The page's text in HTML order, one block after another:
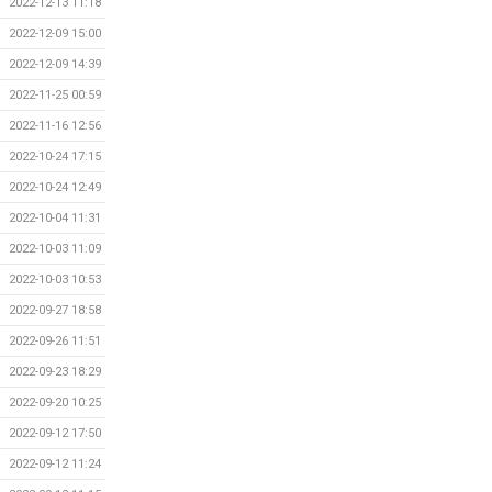
2022-12-09 15:00
2022-12-09 14:39
2022-11-25 00:59
2022-11-16 12:56
2022-10-24 17:15
2022-10-24 12:49
2022-10-04 11:31
2022-10-03 11:09
2022-10-03 10:53
2022-09-27 18:58
2022-09-26 11:51
2022-09-23 18:29
2022-09-20 10:25
2022-09-12 17:50
2022-09-12 11:24